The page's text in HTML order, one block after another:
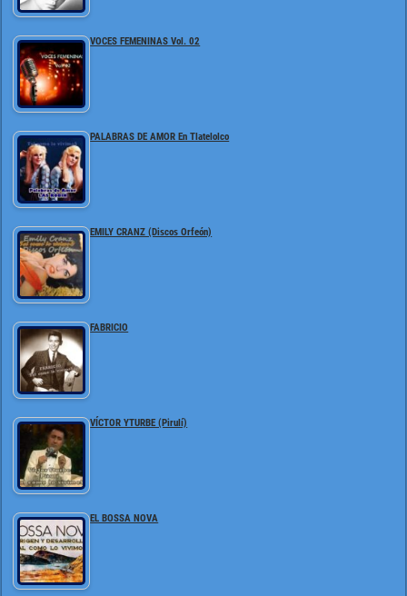
VOCES FEMENINAS Vol. 02
PALABRAS DE AMOR En Tlatelolco
EMILY CRANZ (Discos Orfeón)
FABRICIO
VÍCTOR YTURBE (Pirulí)
EL BOSSA NOVA